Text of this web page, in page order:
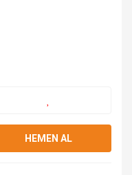
HEMEN AL